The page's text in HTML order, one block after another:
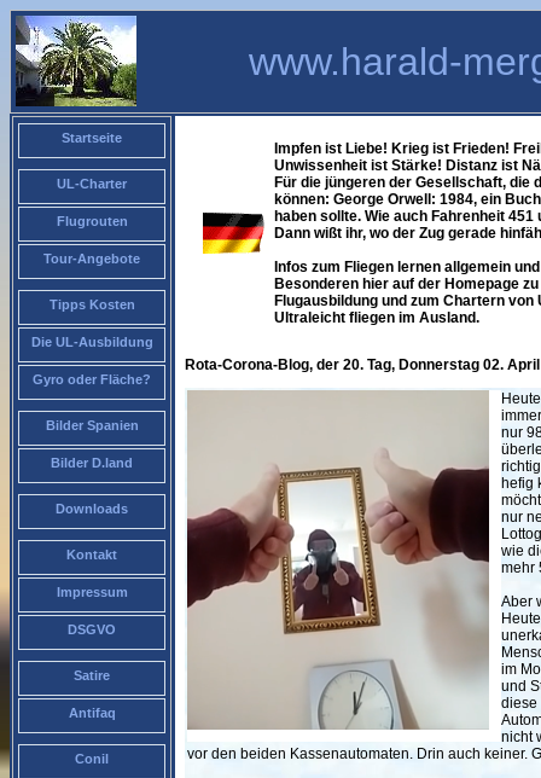
www.harald-
Startseite
UL-Charter
Flugrouten
Tour-Angebote
Tipps Kosten
Die UL-Ausbildung
Gyro oder Fläche?
Bilder Spanien
Bilder D.land
Downloads
Kontakt
Impressum
DSGVO
Satire
Antifaq
Conil
Impfen ist Liebe! Krieg ist Frieden!
Unwissenheit ist Stärke! Distanz ist
Für die jüngeren der Gesellschaft, die
können: George Orwell: 1984, ein
haben sollte. Wie auch Fahrenheit 451
Dann wißt ihr, wo der Zug gerade
Infos zum Fliegen lernen allgemein
Besonderen hier auf der Homepage
Flugausbildung und zum Chartern von
Ultraleicht fliegen im Ausland.
Rota-Corona-Blog, der 20. Tag, Donnerstag 02.
nur
hefig
nur
wie
mehr
Aber
im
und
diese
nicht
vor den beiden Kassenautomaten. Drin auch keiner.